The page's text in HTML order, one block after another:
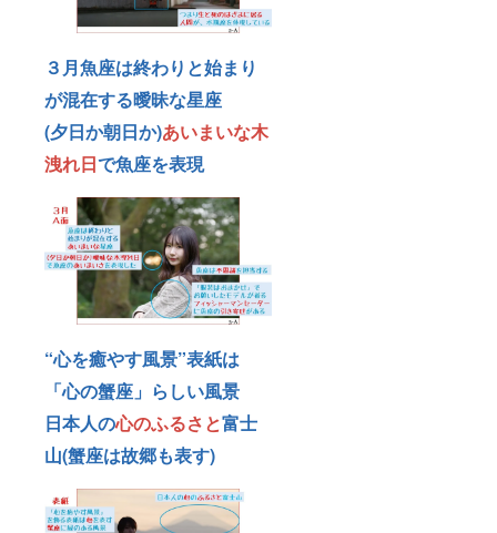
３月魚座は終わりと始まり
が混在する曖昧な星座
(夕日か朝日か)あいまいな木
洩れ日で魚座を表現
“心を癒やす風景”表紙は
「心の蟹座」らしい風景
日本人の心のふるさと富士
山(蟹座は故郷も表す)